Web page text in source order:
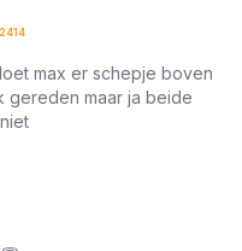
2414
max er schepje boven
gereden maar ja beide